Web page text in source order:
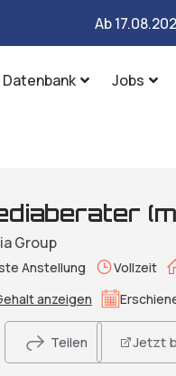
Ab
Datenbank Jobs
Group
Anstellung Vollzeit
anzeigen
Teilen Jetzt